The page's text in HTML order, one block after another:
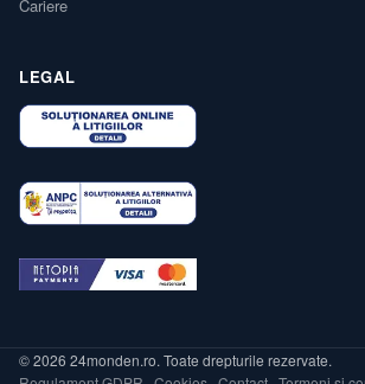
Cariere
LEGAL
© 2026 24monden.ro. Toate drepturile rezervate.